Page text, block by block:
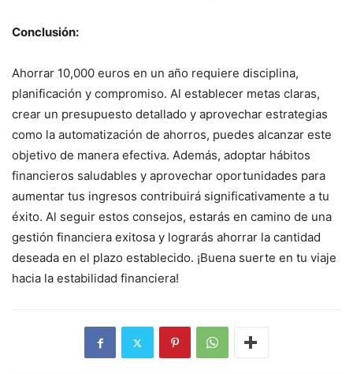
Conclusión:
Ahorrar 10,000 euros en un año requiere disciplina,
planificación y compromiso. Al establecer metas claras,
crear un presupuesto detallado y aprovechar estrategias
como la automatización de ahorros, puedes alcanzar este
objetivo de manera efectiva. Además, adoptar hábitos
financieros saludables y aprovechar oportunidades para
aumentar tus ingresos contribuirá significativamente a tu
éxito. Al seguir estos consejos, estarás en camino de una
gestión financiera exitosa y lograrás ahorrar la cantidad
deseada en el plazo establecido. ¡Buena suerte en tu viaje
hacia la estabilidad financiera!